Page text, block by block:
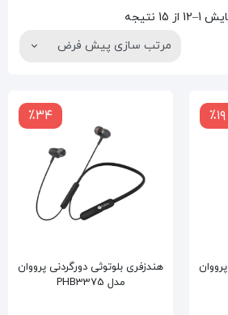
٪۳۴
هندزفری بلوتوثی دورگردنی پرووان